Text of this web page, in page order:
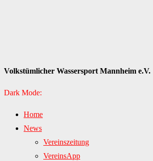
Volkstümlicher Wassersport Mannheim e.V.
Dark Mode:
Home
News
Vereinszeitung
VereinsApp